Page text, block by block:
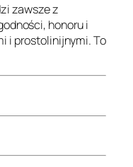
zawsze z
honoru i
i prostolinijnymi. To